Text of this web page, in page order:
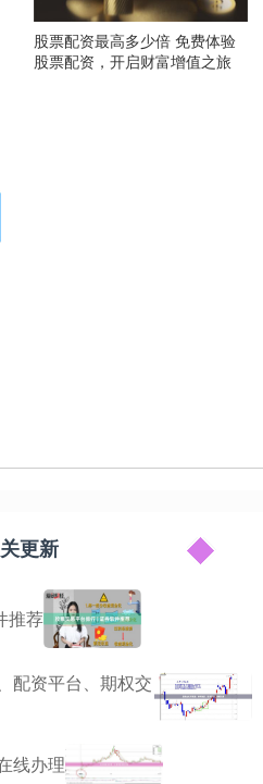
股票配资最高多少倍 免费体验
股票配资，开启财富增值之旅
更新
推荐
配资平台、期权交
线办理